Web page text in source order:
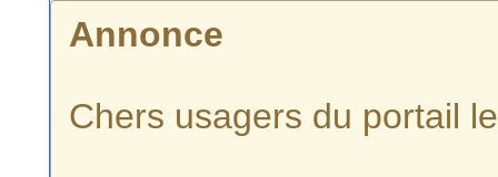
Annonce
Chers usagers du portail